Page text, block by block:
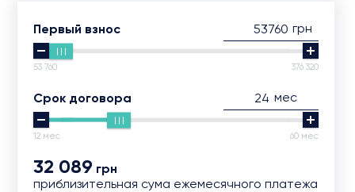
Первый взнос грн
53 760 376 320
Срок договора мес
12 мес 60 мес
32 089 грн
приблизительная сума ежемесячного платежа